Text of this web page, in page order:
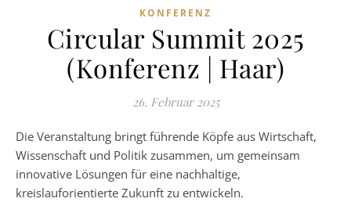
KONFERENZ
Circular Summit 2025
(Konferenz | Haar)
26. Februar 2025
Die Veranstaltung bringt führende Köpfe aus Wirtschaft,
Wissenschaft und Politik zusammen, um gemeinsam
innovative Lösungen für eine nachhaltige,
kreislauforientierte Zukunft zu entwickeln.